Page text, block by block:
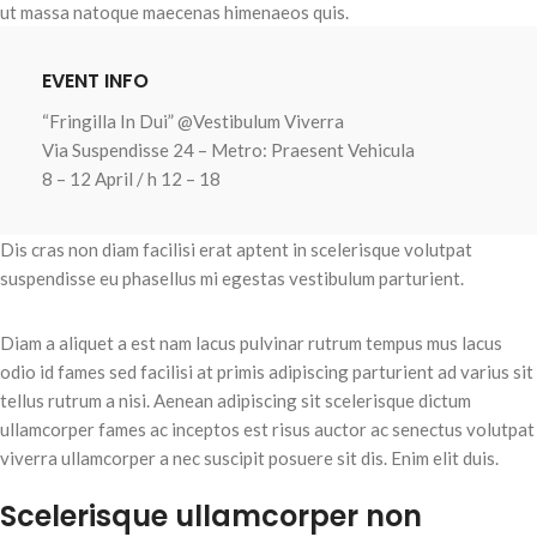
ut massa natoque maecenas himenaeos quis.
EVENT INFO
“Fringilla In Dui” @Vestibulum Viverra
Via Suspendisse 24 – Metro: Praesent Vehicula
8 – 12 April / h 12 – 18
Dis cras non diam facilisi erat aptent in scelerisque volutpat
suspendisse eu phasellus mi egestas vestibulum parturient.
Diam a aliquet a est nam lacus pulvinar rutrum tempus mus lacus
odio id fames sed facilisi at primis adipiscing parturient ad varius sit
tellus rutrum a nisi. Aenean adipiscing sit scelerisque dictum
ullamcorper fames ac inceptos est risus auctor ac senectus volutpat
viverra ullamcorper a nec suscipit posuere sit dis. Enim elit duis.
Scelerisque ullamcorper non